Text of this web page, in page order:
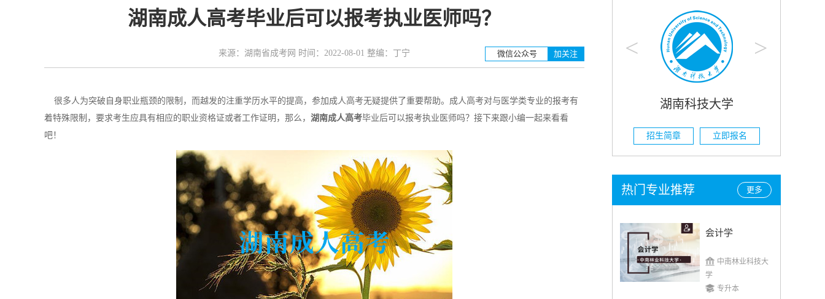
湖南成人高考毕业后可以报考执业医师吗？
来源：湖南省成考网 时间：2022-08-01 整编：丁宁 微信公众号 加关注
很多人为突破自身职业瓶颈的限制，而越发的注重学历水平的提高，参加成人高考无疑提供了重要帮助。成人高考对与医学类专业的报考有
着特殊限制，要求考生应具有相应的职业资格证或者工作证明，那么， 湖南成人高考毕业后可以报考执业医师吗？接下来跟小编一起来看看
吧！
< >
湖南工业大学 湖南科技大学 湖南农业大学
招生简章 立即报名
更多
热门专业推荐
会计学
中南林业科技大
学
专升本